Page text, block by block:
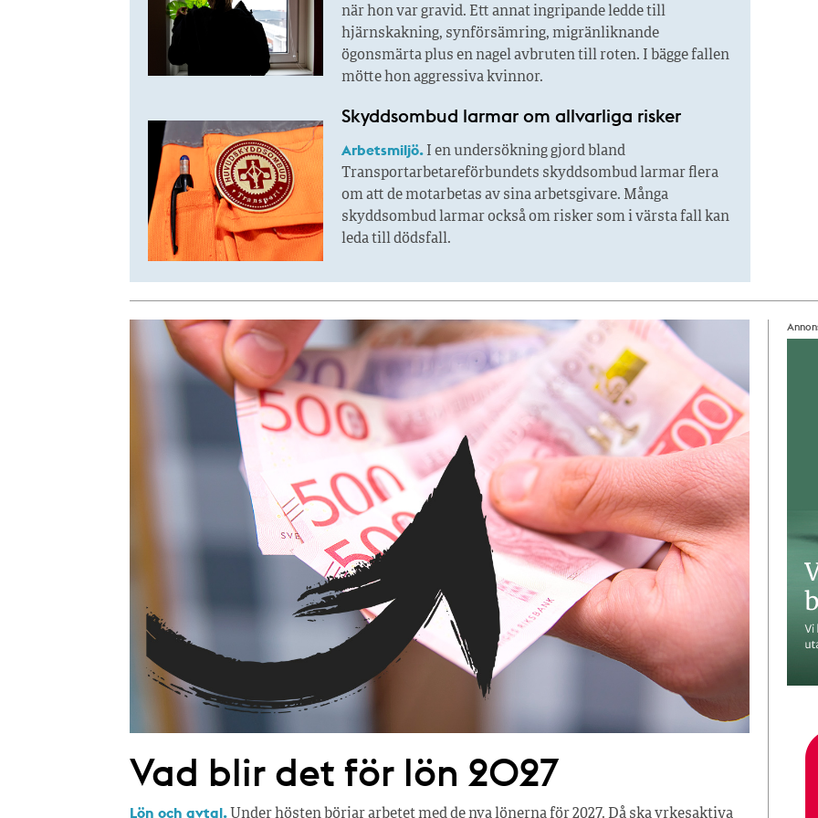
när hon var gravid. Ett annat ingripande ledde till
hjärnskakning, synförsämring, migränliknande
ögonsmärta plus en nagel avbruten till roten. I bägge fallen
mötte hon aggressiva kvinnor.
Skyddsombud larmar om allvarliga risker
Arbetsmiljö.I en undersökning gjord bland
Transportarbetareförbundets skyddsombud larmar flera
om att de motarbetas av sina arbetsgivare. Många
skyddsombud larmar också om risker som i värsta fall kan
leda till dödsfall.
Vad blir det för lön 2027
Lön och avtal. Under hösten börjar arbetet med de nya lönerna för 2027. Då ska yrkesaktiva